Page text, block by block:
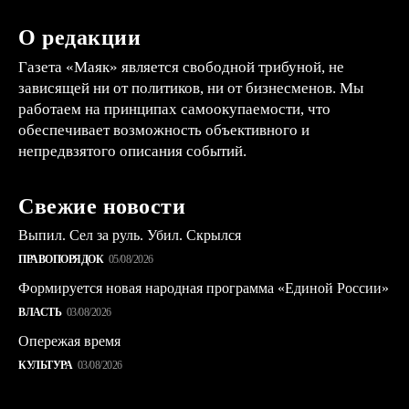
О редакции
Газета «Маяк» является свободной трибуной, не
зависящей ни от политиков, ни от бизнесменов. Мы
работаем на принципах самоокупаемости, что
обеспечивает возможность объективного и
непредвзятого описания событий.
Свежие новости
Выпил. Сел за руль. Убил. Скрылся
ПРАВОПОРЯДОК 05/08/2026
Формируется новая народная программа «Единой России»
ВЛАСТЬ 03/08/2026
Опережая время
КУЛЬТУРА 03/08/2026